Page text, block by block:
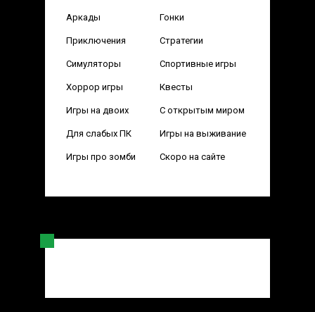
Аркады Гонки
Приключения Стратегии
Симуляторы Спортивные игры
Хоррор игры Квесты
Игры на двоих С открытым миром
Для слабых ПК Игры на выживание
Игры про зомби Скоро на сайте